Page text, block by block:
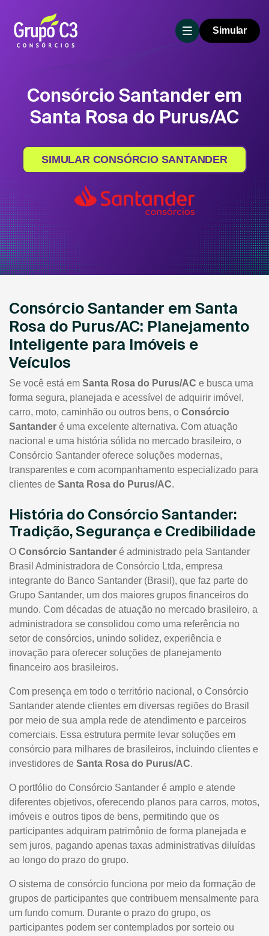
Simular
Consórcio Santander em
Santa Rosa do Purus/AC
SIMULAR CONSÓRCIO SANTANDER
Consórcio Santander em Santa
Rosa do Purus/AC: Planejamento
Inteligente para Imóveis e
Veículos
Se você está em Santa Rosa do Purus/AC e busca uma
forma segura, planejada e acessível de adquirir imóvel,
carro, moto, caminhão ou outros bens, o Consórcio
Santander é uma excelente alternativa. Com atuação
nacional e uma história sólida no mercado brasileiro, o
Consórcio Santander oferece soluções modernas,
transparentes e com acompanhamento especializado para
clientes de Santa Rosa do Purus/AC.
História do Consórcio Santander:
Tradição, Segurança e Credibilidade
O Consórcio Santander é administrado pela Santander
Brasil Administradora de Consórcio Ltda, empresa
integrante do Banco Santander (Brasil), que faz parte do
Grupo Santander, um dos maiores grupos financeiros do
mundo. Com décadas de atuação no mercado brasileiro, a
administradora se consolidou como uma referência no
setor de consórcios, unindo solidez, experiência e
inovação para oferecer soluções de planejamento
financeiro aos brasileiros.
Com presença em todo o território nacional, o Consórcio
Santander atende clientes em diversas regiões do Brasil
por meio de sua ampla rede de atendimento e parceiros
comerciais. Essa estrutura permite levar soluções em
consórcio para milhares de brasileiros, incluindo clientes e
investidores de Santa Rosa do Purus/AC.
O portfólio do Consórcio Santander é amplo e atende
diferentes objetivos, oferecendo planos para carros, motos,
imóveis e outros tipos de bens, permitindo que os
participantes adquiram patrimônio de forma planejada e
sem juros, pagando apenas taxas administrativas diluídas
ao longo do prazo do grupo.
O sistema de consórcio funciona por meio da formação de
grupos de participantes que contribuem mensalmente para
um fundo comum. Durante o prazo do grupo, os
participantes podem ser contemplados por sorteio ou